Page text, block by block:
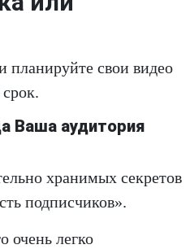
планируйте свои видео
Ваша аудитория
хранимых секретов
подписчиков».
очень легко